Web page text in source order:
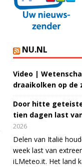
NU.NL
Video |
draaikolken op de
Door hitte
tien dagen last
2026
Delen van Italië
week last van
iLMeteo.it. Het land